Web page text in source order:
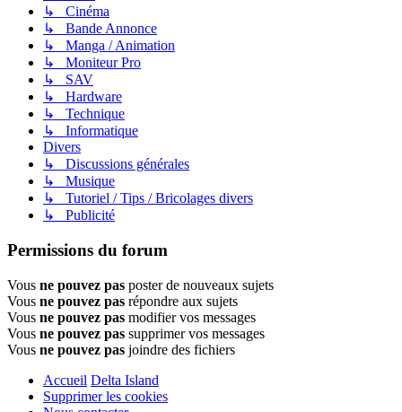
↳ Cinéma
↳ Bande Annonce
↳ Manga / Animation
↳ Moniteur Pro
↳ SAV
↳ Hardware
↳ Technique
↳ Informatique
Divers
↳ Discussions générales
↳ Musique
↳ Tutoriel / Tips / Bricolages divers
↳ Publicité
Permissions du forum
Vous ne pouvez pas poster de nouveaux sujets
Vous ne pouvez pas répondre aux sujets
Vous ne pouvez pas modifier vos messages
Vous ne pouvez pas supprimer vos messages
Vous ne pouvez pas joindre des fichiers
Accueil Delta Island
Supprimer les cookies